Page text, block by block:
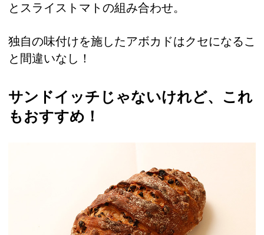
とスライストマトの組み合わせ。
独自の味付けを施したアボカドはクセになるこ
と間違いなし！
サンドイッチじゃないけれど、これ
もおすすめ！